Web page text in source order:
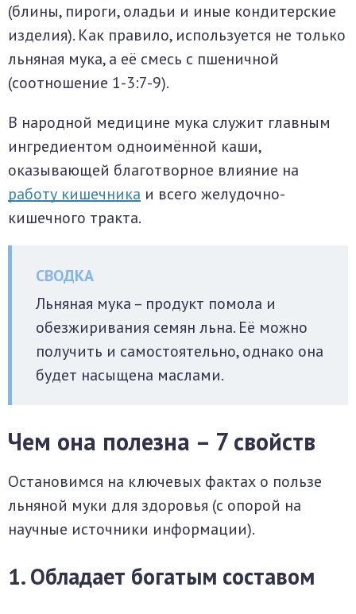
(блины, пироги, оладьи и иные кондитерские
изделия). Как правило, используется не только
льняная мука, а её смесь с пшеничной
(соотношение 1-3:7-9).
В народной медицине мука служит главным
ингредиентом одноимённой каши,
оказывающей благотворное влияние на
работу кишечника и всего желудочно-
кишечного тракта.
Льняная мука – продукт помола и
обезжиривания семян льна. Её можно
получить и самостоятельно, однако она
будет насыщена маслами.
Чем она полезна – 7 свойств
Остановимся на ключевых фактах о пользе
льняной муки для здоровья (с опорой на
научные источники информации).
1. Обладает богатым составом